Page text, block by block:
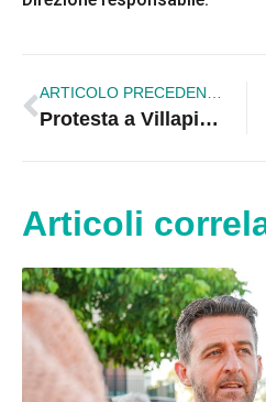
Protesta a Villapiana. Sit in per la sicurezza sul lavoro | VIDEO
Articoli